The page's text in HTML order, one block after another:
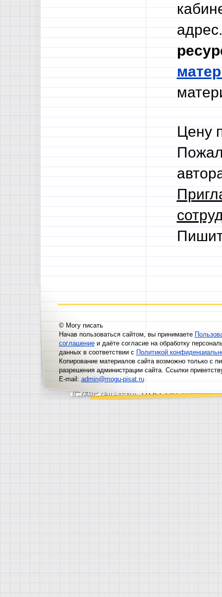
Цену
© Могу писать
Начав пользоваться сайтом, вы принимаете
соглашениеи даёте согласие на обработку
данных в соответствии сПолитикой
Копирование материалов сайта возможно только с
разрешения администрации сайта. Ссылки
E-mail:admin@mogu-pisat.ru